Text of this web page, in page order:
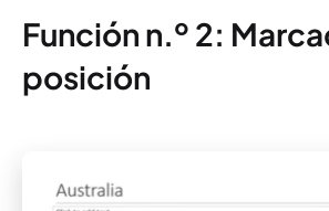
Función n.º 2:
posición